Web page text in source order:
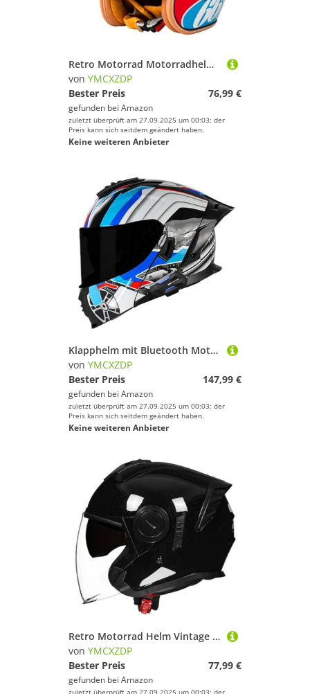
Retro Motorrad Motorradhelm Motorrad Jethelm 3/4 mit Visier DOTECE Zertifiziert für Herren und Damen - Ideal für Moped Mofa Scooter und Roller Halbschalenhelm G,M=57~58cm
von YMCXZDP
Bester Preis
76,99 €
gefunden bei Amazon
zuletzt überprüft am 27.09.2025 um 00:03; der
Preis kann sich seitdem geändert haben.
Keine weiteren Anbieter
Klapphelm mit Bluetooth Motorradhelm Helm mit integriertem Bluetooth Integralhelm Anti-Fog-Doppelspiegel Vollvisierhelm DOTECE Genehmigt sturzhelm für Damen Herren 2,S=55~56cm
von YMCXZDP
Bester Preis
147,99 €
gefunden bei Amazon
zuletzt überprüft am 27.09.2025 um 00:03; der
Preis kann sich seitdem geändert haben.
Keine weiteren Anbieter
Retro Motorrad Helm Vintage Jethelme Rollerhelm Sturzhelm DOTECE-geprüfter Motorrad-Sturzhelm Mit Doppelvisier Retro-Stil Motorrad-Jethelm for Jugendliche Männer Frauen Q,M=57~58cm
von YMCXZDP
Bester Preis
77,99 €
gefunden bei Amazon
zuletzt überprüft am 27.09.2025 um 00:03; der